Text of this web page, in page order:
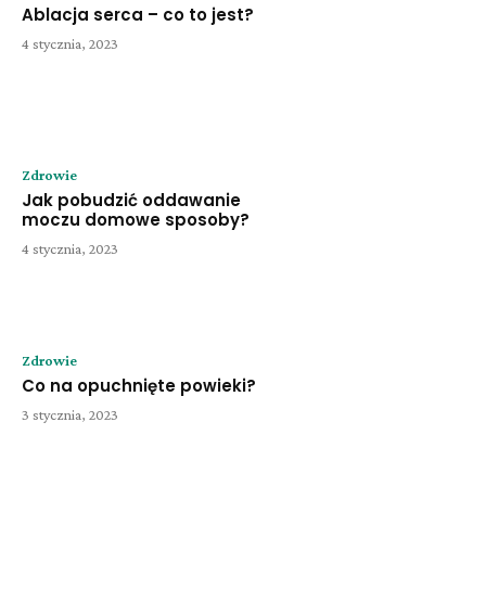
Ablacja serca – co to jest?
4 stycznia, 2023
Zdrowie
Jak pobudzić oddawanie
moczu domowe sposoby?
4 stycznia, 2023
Zdrowie
Co na opuchnięte powieki?
3 stycznia, 2023